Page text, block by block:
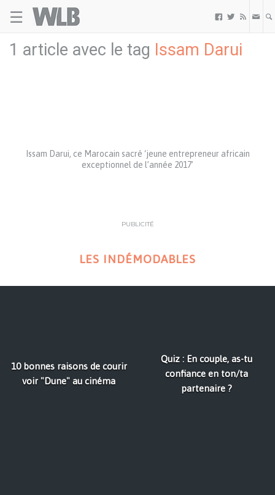
☰   
1 article avec le tag Issam Darui
Issam Darui, ce Marocain sacré ‘jeune entrepreneur africain
exceptionnel de l’année 2017’
PUBLICITÉ
LES INDÉMODABLES
10 bonnes raisons de courir
voir "Dune" au cinéma
Quiz : En couple, as-tu
confiance en ton/ta
partenaire ?